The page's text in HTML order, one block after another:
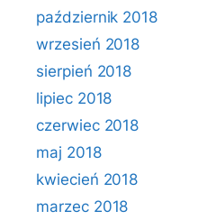
październik 2018
wrzesień 2018
sierpień 2018
lipiec 2018
czerwiec 2018
maj 2018
kwiecień 2018
marzec 2018